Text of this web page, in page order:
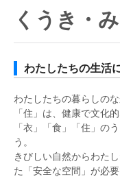
くうき・
わたしたちの生活
わたしたちの暮らしの
「住」は、健康で文化
「衣」「食」「住」の
う。
きびしい自然からわた
た「安全な空間」が必